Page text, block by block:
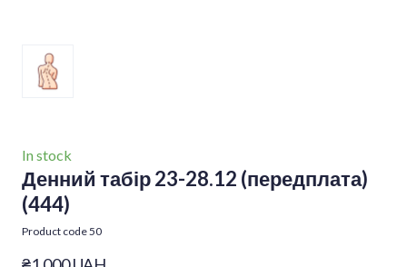
In stock
Денний табір 23-28.12 (передплата)
(444)
Product code 50